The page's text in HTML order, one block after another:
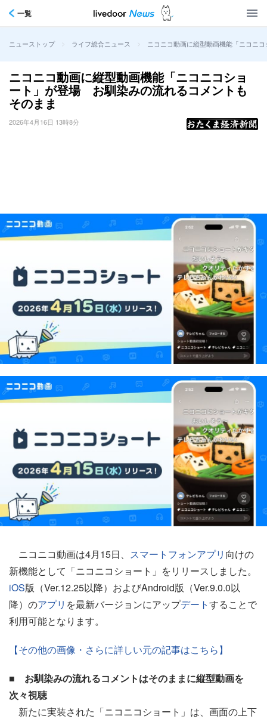
一覧
ニューストップ > ライフ総合ニュース > ニコニコ動画に縦型動画機能「ニコニ
ニコニコ動画に縦型動画機能「ニコニコショ
ート」が登場 お馴染みの流れるコメントも
そのまま
2026年4月16日 13時8分
ニコニコ動画は4月15日、 スマートフォンアプリ 向けの
新機能として「ニコニコショート」をリリースしました。
iOS版（Ver.12.25以降）およびAndroid版（Ver.9.0.0以
降）のアプリ を最新バージョンにアップデートすることで
利用可能となります。
【その他の画像・さらに詳しい元の記事はこちら】
■ お馴染みの流れるコメントはそのままに縦型動画を
次々視聴
新たに実装された「ニコニコショート」は、画面の上下